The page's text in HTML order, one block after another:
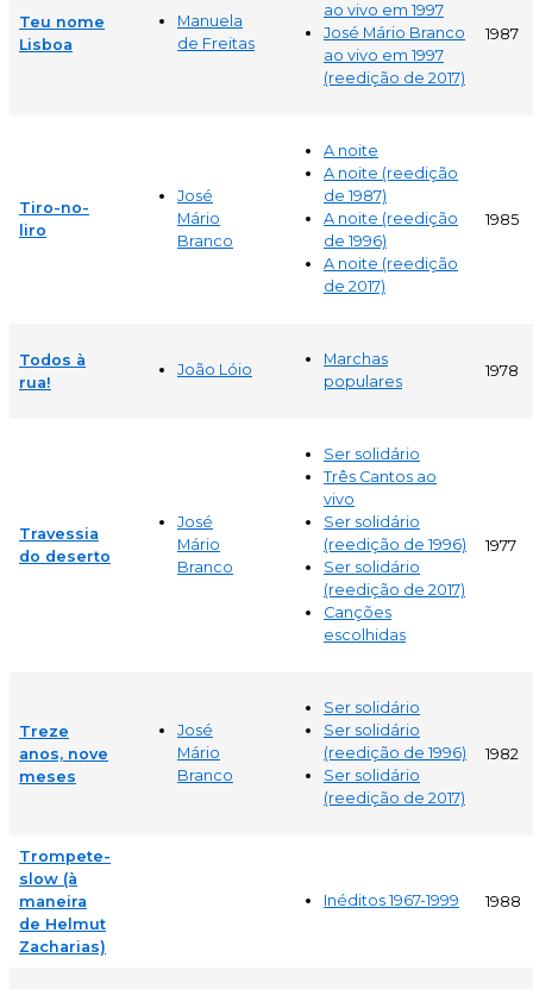
Teu nome
Lisboa
Manuela
de Freitas
ao vivo em 1997
José Mário Branco
ao vivo em 1997
(reedição de 2017)
1987
Tiro-no-
liro
José
Mário
Branco
A noite
A noite (reedição
de 1987)
A noite (reedição
de 1996)
A noite (reedição
de 2017)
1985
Todos à
rua!
João Lóio
Marchas
populares
1978
Travessia
do deserto
José
Mário
Branco
Ser solidário
Três Cantos ao
vivo
Ser solidário
(reedição de 1996)
Ser solidário
(reedição de 2017)
Canções
escolhidas
1977
Treze
anos, nove
meses
José
Mário
Branco
Ser solidário
Ser solidário
(reedição de 1996)
Ser solidário
(reedição de 2017)
1982
Trompete-
slow (à
maneira
de Helmut
Zacharias)
Inéditos 1967-1999 1988